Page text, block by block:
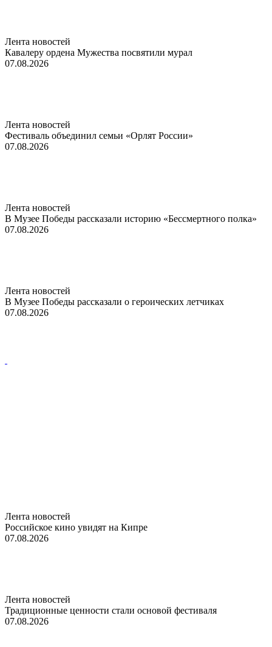
Лента новостей
Кавалеру ордена Мужества посвятили мурал
07.08.2026
Лента новостей
Фестиваль объединил семьи «Орлят России»
07.08.2026
Лента новостей
В Музее Победы рассказали историю «Бессмертного полка»
07.08.2026
Лента новостей
В Музее Победы рассказали о героических летчиках
07.08.2026
Лента новостей
Российское кино увидят на Кипре
07.08.2026
Лента новостей
Традиционные ценности стали основой фестиваля
07.08.2026